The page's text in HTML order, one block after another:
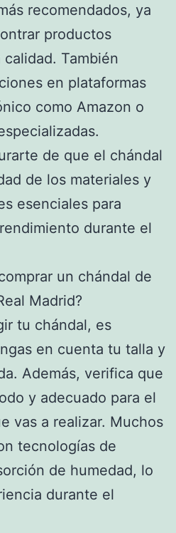
recomendados, ya
productos
También
en plataformas
como Amazon o
de que el chándal
de los materiales y
esenciales para
durante el
un chándal de
Madrid?
tu chándal, es
en cuenta tu talla y
Además, verifica que
y adecuado para el
vas a realizar. Muchos
tecnologías de
de humedad, lo
durante el